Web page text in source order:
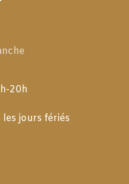
20h
jours fériés